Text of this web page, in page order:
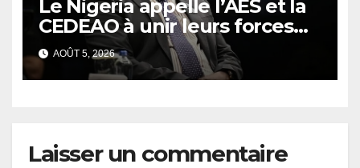
Le Nigeria appelle l’AES et la
CEDEAO à unir leurs forces
contre le terrorisme
AOÛT 5, 2026
Laisser un commentaire